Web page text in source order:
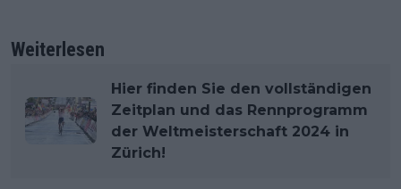
Weiterlesen
Hier finden Sie den vollständigen
Zeitplan und das Rennprogramm
der Weltmeisterschaft 2024 in
Zürich!